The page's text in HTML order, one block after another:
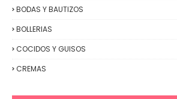
BODAS Y BAUTIZOS
BOLLERIAS
COCIDOS Y GUISOS
CREMAS